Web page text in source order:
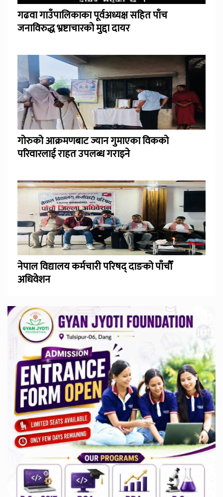
गढवा गाउँपालिकाका पूर्वअध्यक्ष सहित पाँच
जनाविरुद्ध भ्रष्टाचारको मुद्दा दायर
गोरुको आक्रमणबाट ज्यान गुमाएका विकको
परिवारलाई राहत उपलब्ध गराइने
नेपाल विद्यालय कर्मचारी परिषद् दाङको पाँचौँ
अधिवेशन